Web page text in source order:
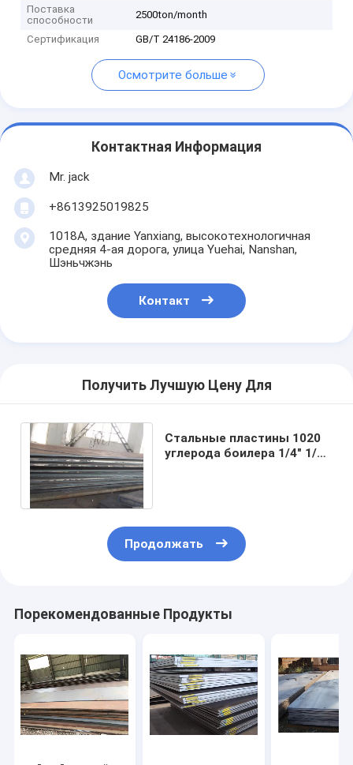
Поставка
способности
2500ton/month
Сертификация GB/T 24186-2009
Осмотрите больше
Контактная Информация
Mr. jack
+8613925019825
1018A, здание Yanxiang, высокотехнологичная
средняя 4-ая дорога, улица Yuehai, Nanshan,
Шэньчжэнь
Контакт
Получить Лучшую Цену Для
Стальные пластины 1020
углерода боилера 1/4" 1/8"
Продолжать
Порекомендованные Продукты